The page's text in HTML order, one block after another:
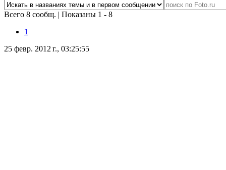
Всего 8 сообщ. | Показаны 1 - 8
1
25 февр. 2012 г., 03:25:55